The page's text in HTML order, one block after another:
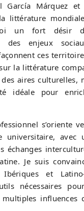
García Márquez
littérature
un fort désir
des enjeux
ces
la littérature
des aires culturelles,
idéale pour
s’oriente
universitaire, avec
échanges
Je suis
Ibériques et
nécessaires
influences